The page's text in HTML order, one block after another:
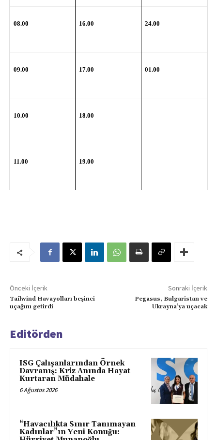
08.00 16.00 24.00
09.00 17.00 01.00
10.00 18.00
11.00 19.00
Önceki İçerik
Tailwind Havayolları beşinci
uçağını getirdi
Sonraki İçerik
Pegasus, Bulgaristan ve
Ukrayna’ya uçacak
Editörden
ISG Çalışanlarından Örnek
Davranış: Kriz Anında Hayat
Kurtaran Müdahale
6 Ağustos 2026
“Havacılıkta Sınır Tanımayan
Kadınlar”ın Yeni Konuğu: